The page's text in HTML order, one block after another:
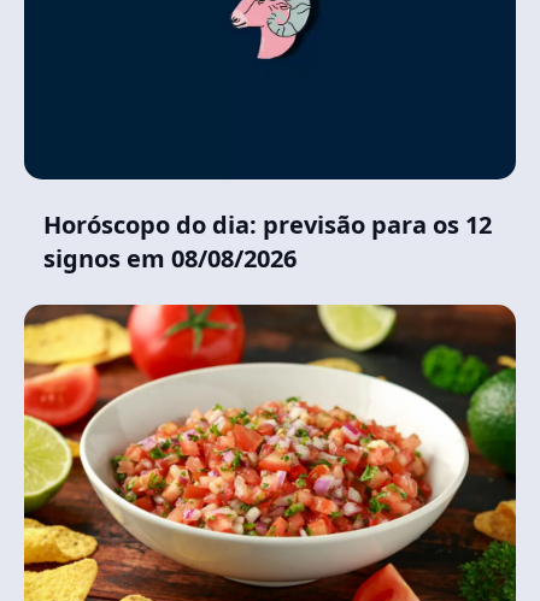
Horóscopo do dia: previsão para os 12
signos em 08/08/2026